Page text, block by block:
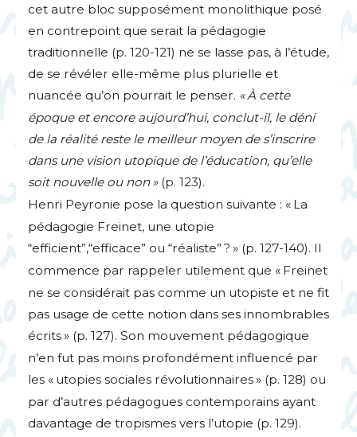
cet autre bloc supposément monolithique posé
en contrepoint que serait la pédagogie
traditionnelle (p. 120-121) ne se lasse pas, à l’étude,
de se révéler elle-même plus plurielle et
nuancée qu’on pourrait le penser. « À cette
époque et encore aujourd’hui, conclut-il, le déni
de la réalité reste le meilleur moyen de s’inscrire
dans une vision utopique de l’éducation, qu’elle
soit nouvelle ou non »(p. 123).
Henri Peyronie pose la question suivante : « La
pédagogie Freinet, une utopie
“efficient”,“efficace” ou “réaliste” ? » (p. 127-140). Il
commence par rappeler utilement que « Freinet
ne se considérait pas comme un utopiste et ne fit
pas usage de cette notion dans ses innombrables
écrits» (p. 127). Son mouvement pédagogique
n’en fut pas moins profondément influencé par
les « utopies sociales révolutionnaires» (p. 128) ou
par d’autres pédagogues contemporains ayant
davantage de tropismes vers l’utopie (p. 129).